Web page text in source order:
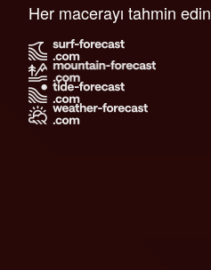
Her macerayı tahmin edin